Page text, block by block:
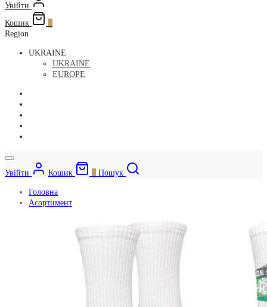
Увійти
Кошик
Region
UKRAINE
UKRAINE
EUROPE
Увійти Кошик Пошук
Головна
Асортимент